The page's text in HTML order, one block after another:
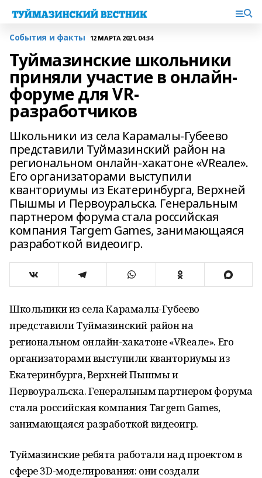
События и факты 12 МАРТА 2021, 04:34
Туймазинские школьники
приняли участие в онлайн-
форуме для VR-
разработчиков
Школьники из села Карамалы-Губеево
представили Туймазинский район на
региональном онлайн-хакатоне «VReaле».
Его организаторами выступили
кванториумы из Екатеринбурга, Верхней
Пышмы и Первоуральска. Генеральным
партнером форума стала российская
компания Targem Games, занимающаяся
разработкой видеоигр.
Школьники из села Карамалы-Губеево
представили Туймазинский район на
региональном онлайн-хакатоне «VReaле». Его
организаторами выступили кванториумы из
Екатеринбурга, Верхней Пышмы и
Первоуральска. Генеральным партнером форума
стала российская компания Targem Games,
занимающаяся разработкой видеоигр.
Туймазинские ребята работали над проектом в
сфере 3D-моделирования: они создали